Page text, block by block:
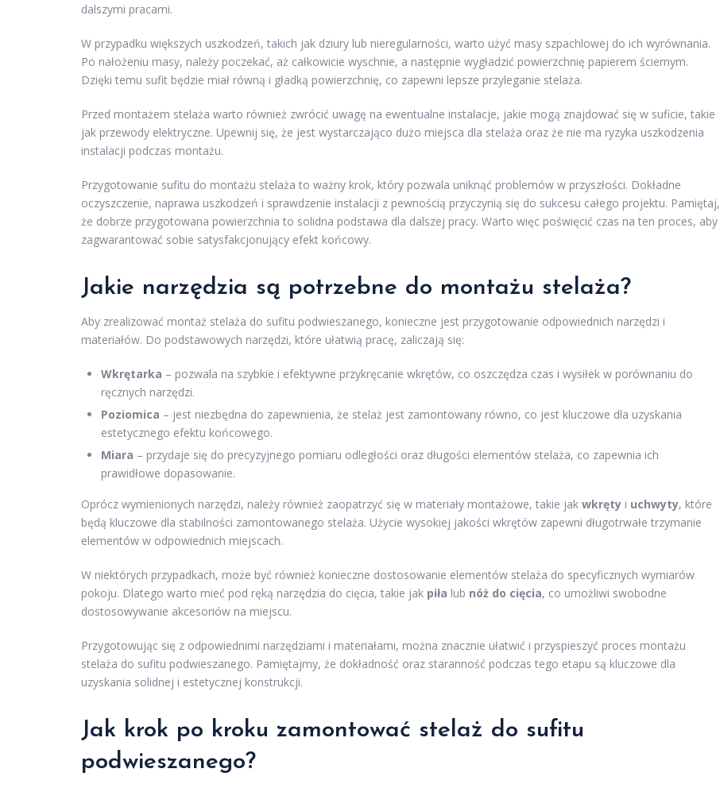
dalszymi pracami.
W przypadku większych uszkodzeń, takich jak dziury lub nieregularności, warto użyć masy szpachlowej do ich wyrównania.
Po nałożeniu masy, należy poczekać, aż całkowicie wyschnie, a następnie wygładzić powierzchnię papierem ściernym.
Dzięki temu sufit będzie miał równą i gładką powierzchnię, co zapewni lepsze przyleganie stelaża.
Przed montażem stelaża warto również zwrócić uwagę na ewentualne instalacje, jakie mogą znajdować się w suficie, takie
jak przewody elektryczne. Upewnij się, że jest wystarczająco dużo miejsca dla stelaża oraz że nie ma ryzyka uszkodzenia
instalacji podczas montażu.
Przygotowanie sufitu do montażu stelaża to ważny krok, który pozwala uniknąć problemów w przyszłości. Dokładne
oczyszczenie, naprawa uszkodzeń i sprawdzenie instalacji z pewnością przyczynią się do sukcesu całego projektu. Pamiętaj,
że dobrze przygotowana powierzchnia to solidna podstawa dla dalszej pracy. Warto więc poświęcić czas na ten proces, aby
zagwarantować sobie satysfakcjonujący efekt końcowy.
Jakie narzędzia są potrzebne do montażu stelaża?
Aby zrealizować montaż stelaża do sufitu podwieszanego, konieczne jest przygotowanie odpowiednich narzędzi i
materiałów. Do podstawowych narzędzi, które ułatwią pracę, zaliczają się:
Wkrętarka – pozwala na szybkie i efektywne przykręcanie wkrętów, co oszczędza czas i wysiłek w porównaniu do
ręcznych narzędzi.
Poziomica – jest niezbędna do zapewnienia, że stelaż jest zamontowany równo, co jest kluczowe dla uzyskania
estetycznego efektu końcowego.
Miara – przydaje się do precyzyjnego pomiaru odległości oraz długości elementów stelaża, co zapewnia ich
prawidłowe dopasowanie.
Oprócz wymienionych narzędzi, należy również zaopatrzyć się w materiały montażowe, takie jak wkręty i uchwyty, które
będą kluczowe dla stabilności zamontowanego stelaża. Użycie wysokiej jakości wkrętów zapewni długotrwałe trzymanie
elementów w odpowiednich miejscach.
W niektórych przypadkach, może być również konieczne dostosowanie elementów stelaża do specyficznych wymiarów
pokoju. Dlatego warto mieć pod ręką narzędzia do cięcia, takie jak piła lub nóż do cięcia, co umożliwi swobodne
dostosowywanie akcesoriów na miejscu.
Przygotowując się z odpowiednimi narzędziami i materiałami, można znacznie ułatwić i przyspieszyć proces montażu
stelaża do sufitu podwieszanego. Pamiętajmy, że dokładność oraz staranność podczas tego etapu są kluczowe dla
uzyskania solidnej i estetycznej konstrukcji.
Jak krok po kroku zamontować stelaż do sufitu
podwieszanego?